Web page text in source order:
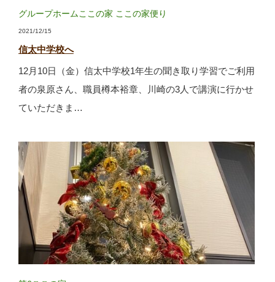
グループホームここの家 ここの家便り
2021/12/15
信太中学校へ
12月10日（金）信太中学校1年生の聞き取り学習でご利用
者の泉原さん、職員樽本裕章、川崎の3人で講演に行かせ
ていただきま…